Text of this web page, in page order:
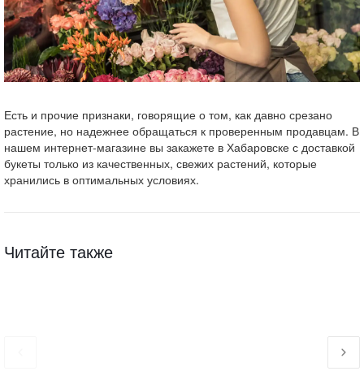
Есть и прочие признаки, говорящие о том, как давно срезано
растение, но надежнее обращаться к проверенным продавцам. В
нашем интернет-магазине вы закажете в Хабаровске с доставкой
букеты только из качественных, свежих растений, которые
хранились в оптимальных условиях.
Читайте также